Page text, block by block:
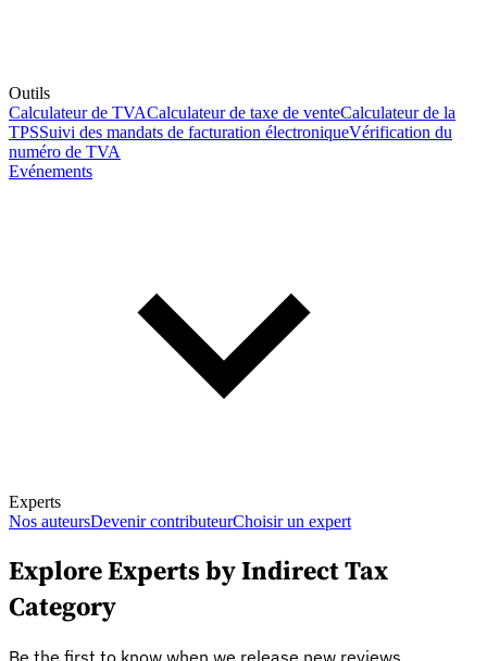
Outils
Calculateur de TVACalculateur de taxe de venteCalculateur de la
TPSSuivi des mandats de facturation électroniqueVérification du
numéro de TVA
Evénements
Experts
Nos auteursDevenir contributeurChoisir un expert
En savoir plus sur la fiscalité
Explore Experts by Indirect Tax
Category